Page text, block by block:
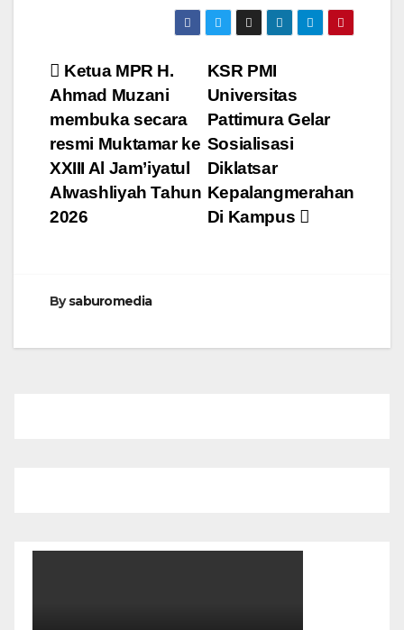
Navigasi
pos
KSR PMI
Universitas
Pattimura Gelar
Sosialisasi
Diklatsar
Kepalangmerahan
Di Kampus
Ketua MPR H.
Ahmad Muzani
membuka secara
resmi Muktamar ke
XXIII Al Jam’iyatul
Alwashliyah Tahun
2026
Bysaburomedia